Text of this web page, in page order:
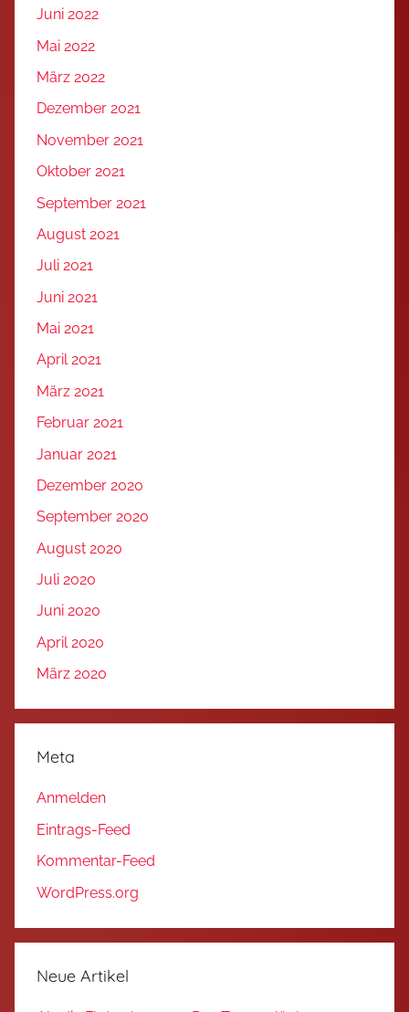
Juni 2022
Mai 2022
März 2022
Dezember 2021
November 2021
Oktober 2021
September 2021
August 2021
Juli 2021
Juni 2021
Mai 2021
April 2021
März 2021
Februar 2021
Januar 2021
Dezember 2020
September 2020
August 2020
Juli 2020
Juni 2020
April 2020
März 2020
Meta
Anmelden
Eintrags-Feed
Kommentar-Feed
WordPress.org
Neue Artikel